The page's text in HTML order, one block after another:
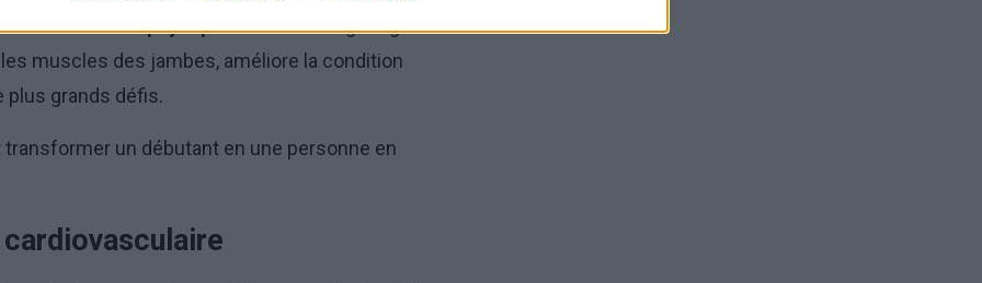
lacondition physique. Un kilométrage régulier
muscles des jambes, améliore la condition
plus grands défis.
un débutant en une personne en